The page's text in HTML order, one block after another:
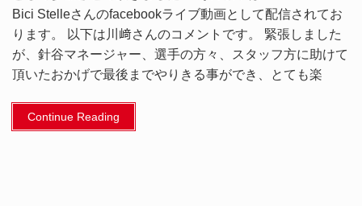
Bici Stelleさんのfacebookライブ動画として配信されてお
ります。 以下は川﨑さんのコメントです。 緊張しました
が、針谷マネージャー、選手の方々、スタッフ方に助けて
頂いたおかげで最後までやりきる事ができ、とても楽
Continue Reading